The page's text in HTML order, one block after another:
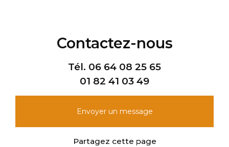
Contactez-nous
Tél. 06 64 08 25 65
01 82 41 03 49
Envoyer un message
Partagez cette page